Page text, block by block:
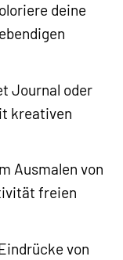
deine
Journal oder
kreativen
Ausmalen von
freien
von